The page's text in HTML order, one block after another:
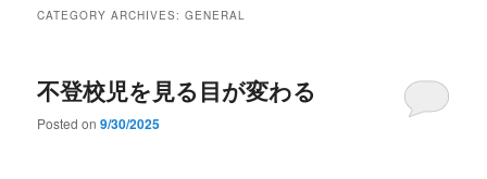
CATEGORY ARCHIVES:GENERAL
不登校児を見る目が変わる
Posted on9/30/2025